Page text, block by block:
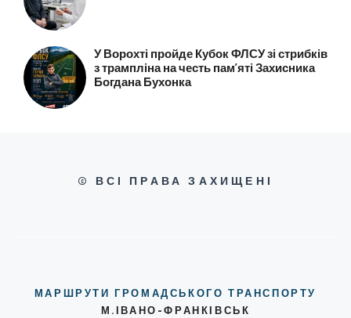
У Ворохті пройде Кубок ФЛСУ зі стрибків
з трампліна на честь пам’яті Захисника
Богдана Бухонка
© ВСІ ПРАВА ЗАХИЩЕНІ
МАРШРУТИ ГРОМАДСЬКОГО ТРАНСПОРТУ
М.ІВАНО-ФРАНКІВСЬК